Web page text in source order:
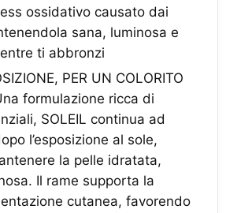
ossidativo causato dai
sana, luminosa e
ti abbronzi
PER UN COLORITO
formulazione ricca di
SOLEIL continua ad
l’esposizione al sole,
la pelle idratata,
Il rame supporta la
cutanea, favorendo